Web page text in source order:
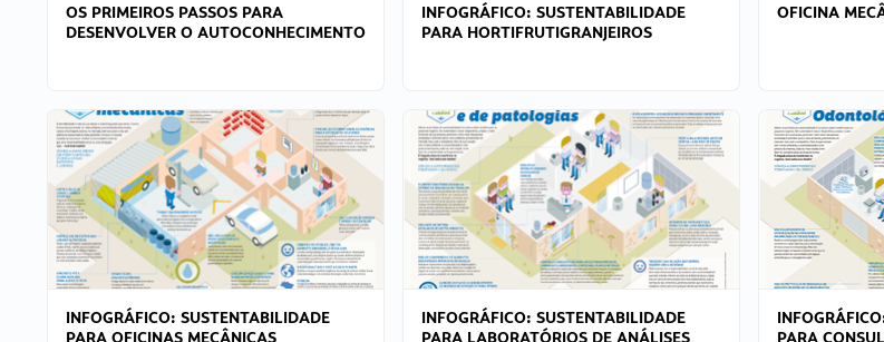
OS PRIMEIROS PASSOS PARA
DESENVOLVER O AUTOCONHECIMENTO
INFOGRÁFICO: SUSTENTABILIDADE
PARA HORTIFRUTIGRANJEIROS
OFICINA
INFOGRÁFICO: SUSTENTABILIDADE
PARA OFICINAS MECÂNICAS
INFOGRÁFICO: SUSTENTABILIDADE
PARA LABORATÓRIOS DE ANÁLISES
PARA